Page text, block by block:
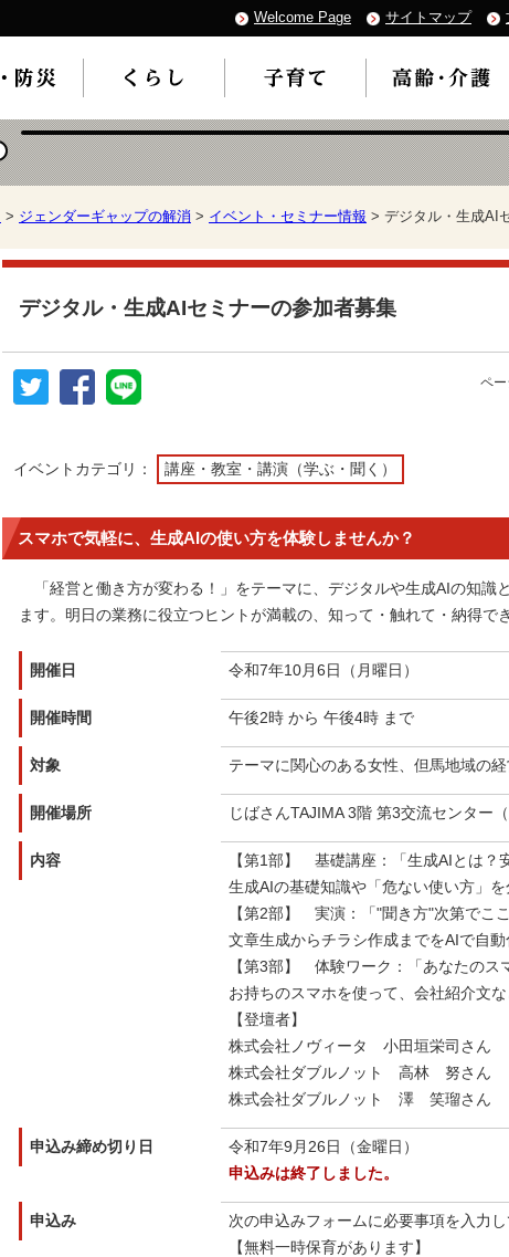
Welcome Page サイトマップ
> ジェンダーギャップの解消 > イベント・セミナー情報 > デジタル・生成AI
デジタル・生成AIセミナーの参加者募集
ペ
イベントカテゴリ： 講座・教室・講演（学ぶ・聞く）
スマホで気軽に、生成AIの使い方を体験しませんか？
「経営と働き方が変わる！」をテーマに、デジタルや生成AIの知識
ます。明日の業務に役立つヒントが満載の、知って・触れて・納得で
開催日 令和7年10月6日（月曜日）
開催時間 午後2時 から 午後4時 まで
対象 テーマに関心のある女性、但馬地域の
開催場所 じばさんTAJIMA 3階 第3交流センター
内容
【第1部】 基礎講座：「生成AIとは？
生成AIの基礎知識や「危ない使い方」
【第2部】 実演：「"聞き方"次第でこ
文章生成からチラシ作成までをAIで自
【第3部】 体験ワーク：「あなたのス
お持ちのスマホを使って、会社紹介文
【登壇者】
株式会社ノヴィータ 小田垣栄司さん
株式会社ダブルノット 高林 努さん
株式会社ダブルノット 澤 笑瑠さん
申込み締め切り日
令和7年9月26日（金曜日）
申込みは終了しました。
申込み
次の申込みフォームに必要事項を入力し
【無料一時保育があります】